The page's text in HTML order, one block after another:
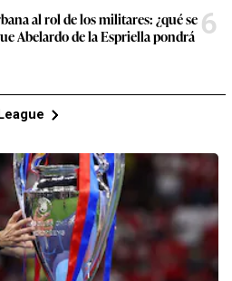
al rol de los militares: ¿qué se
Abelardo de la Espriella pondrá 6